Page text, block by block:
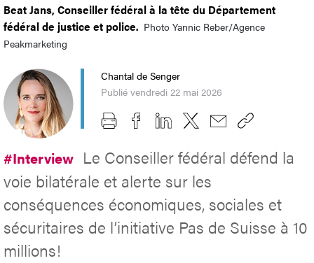
Beat Jans, Conseiller fédéral à la tête du Département
fédéral de justice et police. Photo Yannic Reber/Agence
Peakmarketing
Chantal de Senger
Publié vendredi 22 mai 2026
#Interview Le Conseiller fédéral défend la
voie bilatérale et alerte sur les
conséquences économiques, sociales et
sécuritaires de l’initiative Pas de Suisse à 10
millions!